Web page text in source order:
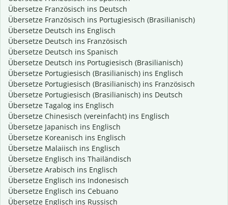
Übersetze Französisch ins Deutsch
Übersetze Französisch ins Portugiesisch (Brasilianisch)
Übersetze Deutsch ins Englisch
Übersetze Deutsch ins Französisch
Übersetze Deutsch ins Spanisch
Übersetze Deutsch ins Portugiesisch (Brasilianisch)
Übersetze Portugiesisch (Brasilianisch) ins Englisch
Übersetze Portugiesisch (Brasilianisch) ins Französisch
Übersetze Portugiesisch (Brasilianisch) ins Deutsch
Übersetze Tagalog ins Englisch
Übersetze Chinesisch (vereinfacht) ins Englisch
Übersetze Japanisch ins Englisch
Übersetze Koreanisch ins Englisch
Übersetze Malaiisch ins Englisch
Übersetze Englisch ins Thailändisch
Übersetze Arabisch ins Englisch
Übersetze Englisch ins Indonesisch
Übersetze Englisch ins Cebuano
Übersetze Englisch ins Russisch